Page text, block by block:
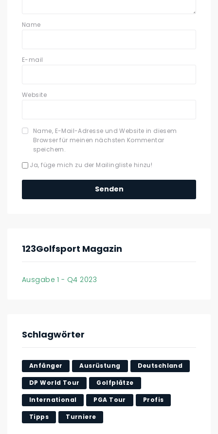
Name
E-mail
Website
Name, E-Mail-Adresse und Website in diesem
Browser für meinen nächsten Kommentar
speichern.
Ja, füge mich zu der Mailingliste hinzu!
123Golfsport Magazin
Ausgabe 1 - Q4 2023
Schlagwörter
Anfänger Ausrüstung Deutschland
DP World Tour Golfplätze
International PGA Tour Profis
Tipps Turniere